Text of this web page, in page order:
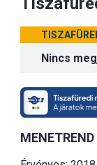
Nincs
MENETREND